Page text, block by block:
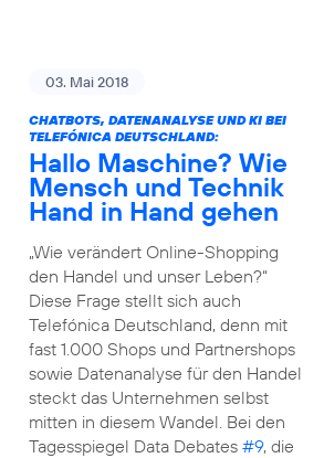
03. Mai 2018
CHATBOTS, DATENANALYSE UND KI BEI
TELEFÓNICA DEUTSCHLAND:
Hallo Maschine? Wie
Mensch und Technik
Hand in Hand gehen
„Wie verändert Online-Shopping
den Handel und unser Leben?“
Diese Frage stellt sich auch
Telefónica Deutschland, denn mit
fast 1.000 Shops und Partnershops
sowie Datenanalyse für den Handel
steckt das Unternehmen selbst
mitten in diesem Wandel. Bei den
Tagesspiegel Data Debates #9, die